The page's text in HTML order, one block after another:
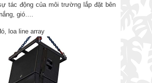
tác động của môi trường lắp đặt bên
gió….
loa line array